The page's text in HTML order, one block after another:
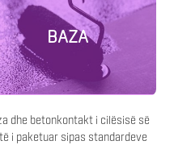
BAZA
dhe betonkontakt i cilësisë së
i paketuar sipas standardeve